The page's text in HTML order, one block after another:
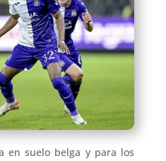
en suelo belga y para los